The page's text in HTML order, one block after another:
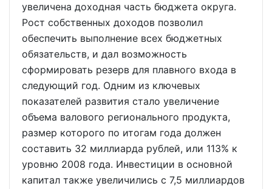
увеличена доходная часть бюджета округа.
Рост собственных доходов позволил
обеспечить выполнение всех бюджетных
обязательств, и дал возможность
сформировать резерв для плавного входа в
следующий год. Одним из ключевых
показателей развития стало увеличение
объема валового регионального продукта,
размер которого по итогам года должен
составить 32 миллиарда рублей, или 113% к
уровню 2008 года. Инвестиции в основной
капитал также увеличились с 7,5 миллиардов